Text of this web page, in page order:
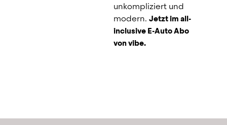
unkompliziert und
modern. Jetzt im all-
inclusive E-Auto Abo
von vibe.